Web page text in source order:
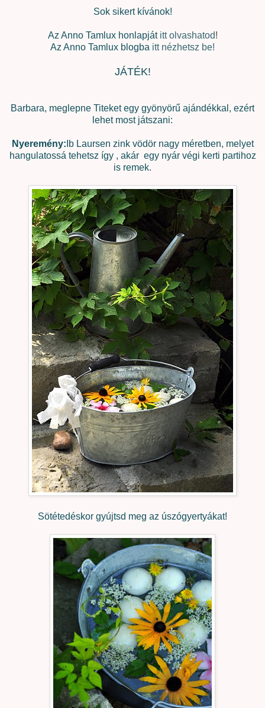
Sok sikert kívánok!
Az Anno Tamlux honlapját itt olvashatod!
Az Anno Tamlux blogba itt nézhetsz be!
JÁTÉK!
Barbara, meglepne Titeket egy gyönyörű ajándékkal, ezért
lehet most játszani:
Nyeremény: Ib Laursen zink vödör nagy méretben, melyet
hangulatossá tehetsz így , akár egy nyár végi kerti partihoz
is remek.
Sötétedéskor gyújtsd meg az úszógyertyákat!